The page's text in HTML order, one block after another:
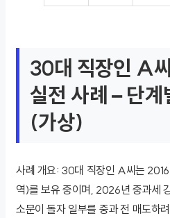
30대 직장인 A
실전 사례 – 단
(가상)
사례 개요: 30대 직장인 A씨는
역)를 보유 중이며, 2026년 중과세
소문이 돌자 일부를 중과 전 매도하